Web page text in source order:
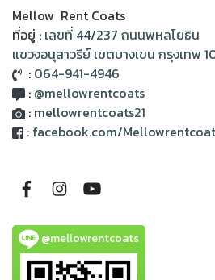
Mellow Rent Coats
ที่อยู่ : เลขที่ 44/237 ถนนพหลโยธิน
แขวงอนุสาวรีย์ เขตบางเขน กรุงเทพ
: 064-941-4946
: @mellowrentcoats
: mellowrentcoats21
: facebook.com/
@mellowrentcoats